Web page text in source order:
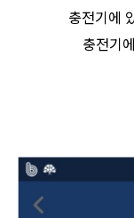
충전기에
충전기